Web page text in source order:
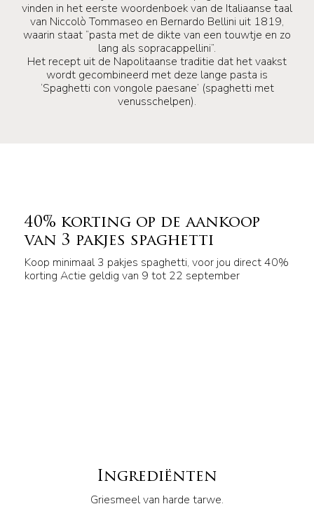
vinden in het eerste woordenboek van de Italiaanse taal
van Niccolò Tommaseo en Bernardo Bellini uit 1819,
waarin staat “pasta met de dikte van een touwtje en zo
lang als sopracappellini”.
Het recept uit de Napolitaanse traditie dat het vaakst
wordt gecombineerd met deze lange pasta is
‘Spaghetti con vongole paesane’ (spaghetti met
venusschelpen).
40% korting op de aankoop
van 3 pakjes spaghetti
Koop minimaal 3 pakjes spaghetti, voor jou direct 40%
korting Actie geldig van 9 tot 22 september
Ingrediënten
Griesmeel van harde tarwe.